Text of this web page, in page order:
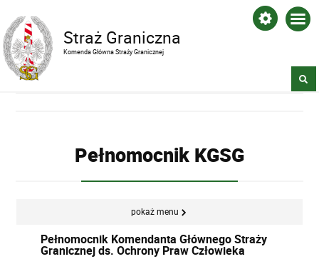
Straż Graniczna
Komenda Główna Straży Granicznej
Pełnomocnik KGSG
pokaż menu
Pełnomocnik Komendanta Głównego Straży
Granicznej ds. Ochrony Praw Człowieka